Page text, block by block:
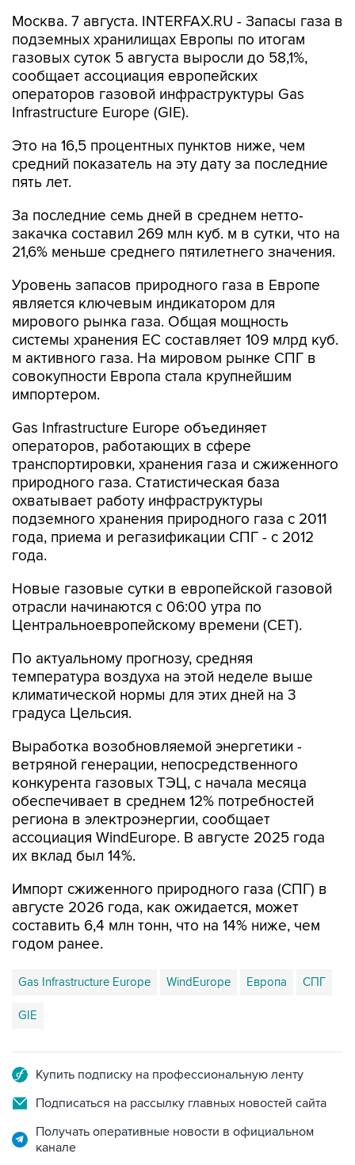
Москва. 7 августа. INTERFAX.RU - Запасы газа в
подземных хранилищах Европы по итогам
газовых суток 5 августа выросли до 58,1%,
сообщает ассоциация европейских
операторов газовой инфраструктуры Gas
Infrastructure Europe (GIE).
Это на 16,5 процентных пунктов ниже, чем
средний показатель на эту дату за последние
пять лет.
За последние семь дней в среднем нетто-
закачка составил 269 млн куб. м в сутки, что на
21,6% меньше среднего пятилетнего значения.
Уровень запасов природного газа в Европе
является ключевым индикатором для
мирового рынка газа. Общая мощность
системы хранения ЕС составляет 109 млрд куб.
м активного газа. На мировом рынке СПГ в
совокупности Европа стала крупнейшим
импортером.
Gas Infrastructure Europe объединяет
операторов, работающих в сфере
транспортировки, хранения газа и сжиженного
природного газа. Статистическая база
охватывает работу инфраструктуры
подземного хранения природного газа с 2011
года, приема и регазификации СПГ - с 2012
года.
Новые газовые сутки в европейской газовой
отрасли начинаются c 06:00 утра по
Центральноевропейскому времени (CET).
По актуальному прогнозу, средняя
температура воздуха на этой неделе выше
климатической нормы для этих дней на 3
градуса Цельсия.
Выработка возобновляемой энергетики -
ветряной генерации, непосредственного
конкурента газовых ТЭЦ, с начала месяца
обеспечивает в среднем 12% потребностей
региона в электроэнергии, сообщает
ассоциация WindEurope. В августе 2025 года
их вклад был 14%.
Импорт сжиженного природного газа (СПГ) в
августе 2026 года, как ожидается, может
составить 6,4 млн тонн, что на 14% ниже, чем
годом ранее.
Gas Infrastructure Europe WindEurope Европа СПГ
GIE
Купить подписку на профессиональную ленту
Подписаться на рассылку главных новостей сайта
Получать оперативные новости в официальном
канале